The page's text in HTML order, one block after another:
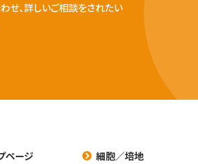
せ、詳しいご相談をされたい
ページ
細胞／培地